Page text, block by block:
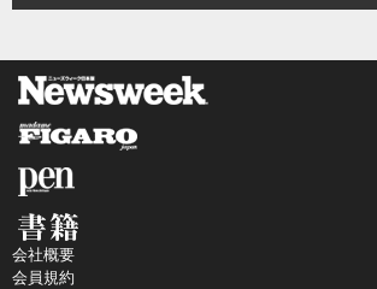
会社概要
会員規約